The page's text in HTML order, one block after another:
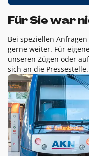
Für Sie war
Bei speziellen
gerne weiter. Für
unseren Zügen oder
sich an die Pressestelle.